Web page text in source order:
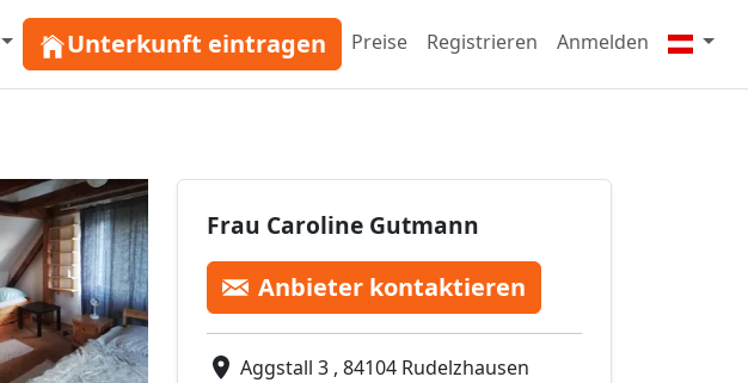
Unterkunft eintragen Preise Registrieren Anmelden
Frau Caroline Gutmann
Anbieter kontaktieren
Aggstall 3 , 84104 Rudelzhausen